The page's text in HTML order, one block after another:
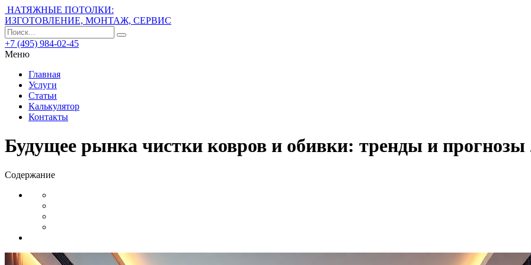
НАТЯЖНЫЕ ПОТОЛКИ:
ИЗГОТОВЛЕНИЕ, МОНТАЖ, СЕРВИС
+7 (495) 984-02-45
Меню
Главная
Услуги
Статьи
Калькулятор
Контакты
Будущее рынка чистки ковров и обивки: тренды и прогнозы
Содержание